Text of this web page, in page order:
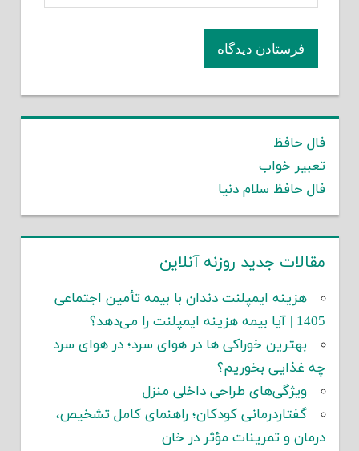
فال حافظ
تعبیر خواب
فال حافظ سلام دنیا
مقالات جدید روزنه آنلاین
هزینه ایمپلنت دندان با بیمه تأمین اجتماعی
1405 | آیا بیمه هزینه ایمپلنت را می‌دهد؟
بهترین خوراکی ها در هوای سرد؛ در هوای سرد
چه غذایی بخوریم؟
ویژگی‌های طراحی داخلی منزل
گفتاردرمانی کودکان؛ راهنمای کامل تشخیص،
درمان و تمرینات مؤثر در خان